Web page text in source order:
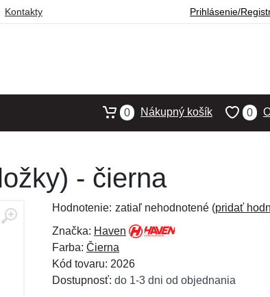
Kontakty Prihlásenie/
0
0 Nákupný košík
- čierna
Hodnotenie: zatiaľ nehodnotené (pridať
Značka: Haven
Farba: Čierna
Kód tovaru: 2026
Dostupnosť: do 1-3 dni od objednania